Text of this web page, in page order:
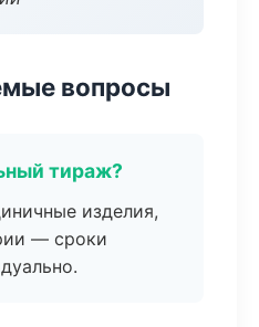
вопросы
тираж?
изделия,
— сроки